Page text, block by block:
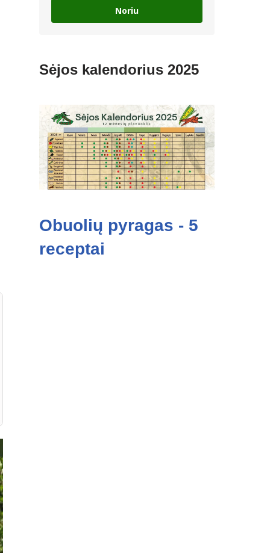
Noriu
Sėjos kalendorius 2025
Obuolių pyragas - 5
receptai